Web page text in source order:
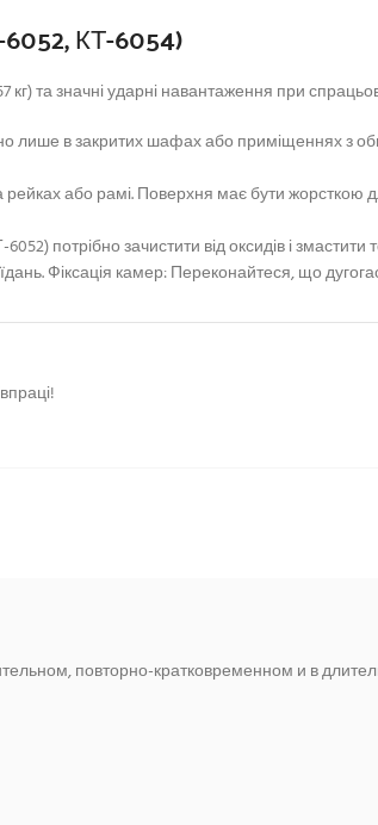
КТ-6054)
та значні ударні навантаження при
лише в закритих шафах або приміщеннях з
або рамі. Поверхня має бути
потрібно зачистити від оксидів і змастити
Фіксація камер: Переконайтеся, що
повторно-кратковременном и в